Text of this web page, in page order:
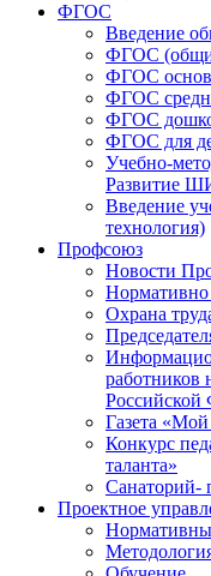
ФГОС
Введение
ФГОС
ФГОС
ФГОС
ФГОС
ФГОС для
Учебно-
Развитие
Введение
технология)
Профсоюз
Новости
Охрана
работников
Российской
Газета
Конкурс
таланта»
Санаторий-
Проектное